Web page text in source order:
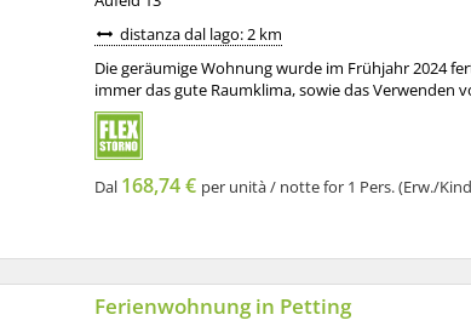
distanza dal lago: 2 km
Die geräumige Wohnung wurde im Frühjahr 2024
immer das gute Raumklima, sowie das Verwenden
Dal 168,74 € per unità / notte for 1 Pers. (Erw./
Ferienwohnung in Petting